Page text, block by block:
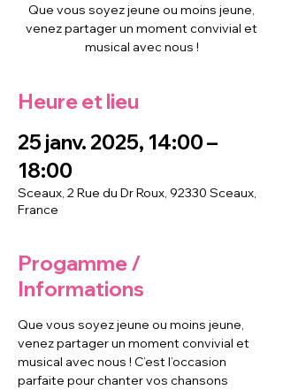
Que vous soyez jeune ou moins jeune,
venez partager un moment convivial et
musical avec nous !
Heure et lieu
25 janv. 2025, 14:00 –
18:00
Sceaux, 2 Rue du Dr Roux, 92330 Sceaux,
France
Progamme /
Informations
Que vous soyez jeune ou moins jeune,
venez partager un moment convivial et
musical avec nous ! C’est l’occasion
parfaite pour chanter vos chansons